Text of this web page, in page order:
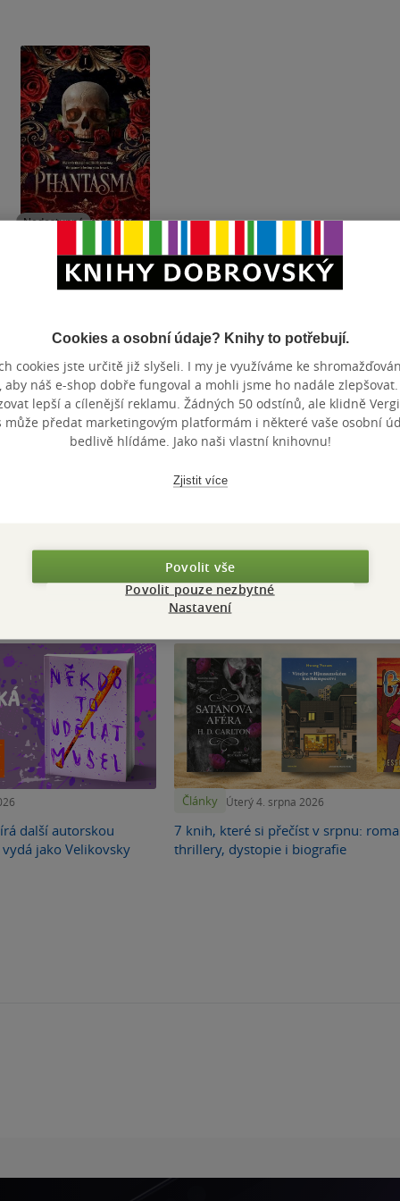
Nedostupné
Phantasma
hvězdiček
měkká vazba
Nedostupné
stojí za pozornost
další autorskou
jako Velikovsky
Články Úterý 4. srpna 2026
7 knih, které si přečíst v srpnu:
thrillery, dystopie i biografie
Cookies a osobní údaje? Knihy to potřebují.
cookies jste určitě již slyšeli. I my je využíváme ke
aby náš e-shop dobře fungoval a mohli jsme ho nadále zlepšovat.
lepší a cílenější reklamu. Žádných 50 odstínů, ale klidně
může předat marketingovým platformám i některé vaše osobní
bedlivě hlídáme. Jako naši vlastní knihovnu!
Zjistit více
Povolit vše
Povolit pouze nezbytné
Nastavení